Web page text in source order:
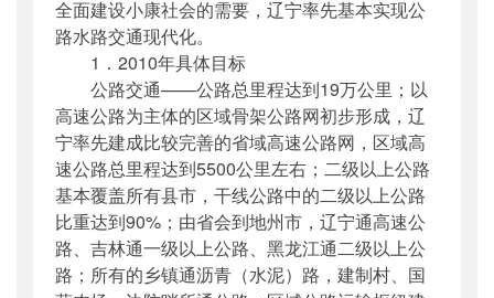
全面建设小康社会的需要，辽宁率先基本实现公
路水路交通现代化。
1．2010年具体目标
公路交通——公路总里程达到19万公里；以
高速公路为主体的区域骨架公路网初步形成，辽
宁率先建成比较完善的省域高速公路网，区域高
速公路总里程达到5500公里左右；二级以上公路
基本覆盖所有县市，干线公路中的二级以上公路
比重达到90%；由省会到地州市，辽宁通高速公
路、吉林通一级以上公路、黑龙江通二级以上公
路；所有的乡镇通沥青（水泥）路，建制村、国